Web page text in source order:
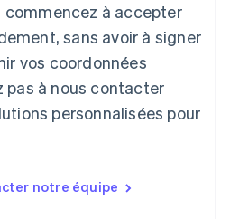
commencez à accepter
sans avoir à signer
vos coordonnées
pas à nous contacter
personnalisées pour
notre équipe